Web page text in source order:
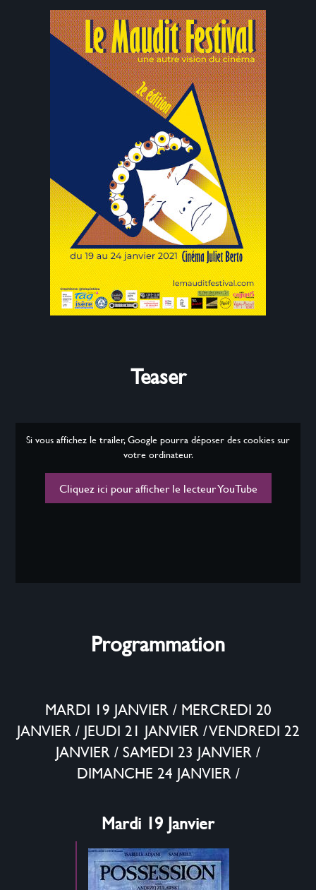
Teaser
Si vous affichez le trailer, Google pourra déposer des cookies sur
votre ordinateur.
Cliquez ici pour afficher le lecteur YouTube
Programmation
MARDI 19 JANVIER / MERCREDI 20
JANVIER / JEUDI 21 JANVIER /VENDREDI 22
JANVIER / SAMEDI 23 JANVIER /
DIMANCHE 24 JANVIER /
Mardi 19 Janvier